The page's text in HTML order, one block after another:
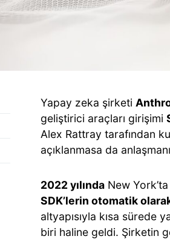
Yapay zeka şirketi
geliştirici araçları girişimi
Alex Rattray tarafından
açıklanmasa da
2022 yılında New
SDK’lerin otomatik
altyapısıyla kısa sürede
biri haline geldi. Şirketin